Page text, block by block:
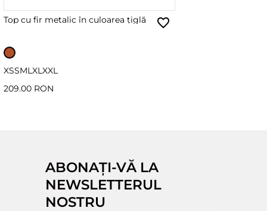
Top cu fir metalic în culoarea țiglă
XSSML XL XXL
209.00 RON
ABONAȚI-VĂ LA
NEWSLETTERUL
NOSTRU